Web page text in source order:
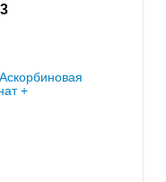
3
Аскорбиновая
+